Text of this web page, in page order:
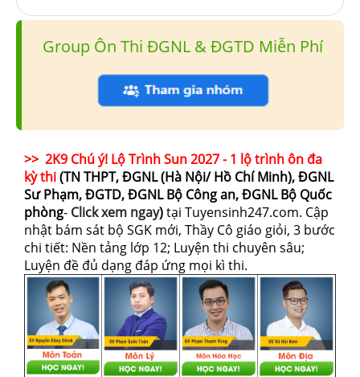
Group Ôn Thi ĐGNL & ĐGTD Miễn Phí
>> 2K9 Chú ý! Lộ Trình Sun 2027 - 1 lộ trình ôn đa
kỳ thi(TN THPT, ĐGNL (Hà Nội/ Hồ Chí Minh), ĐGNL
Sư Phạm, ĐGTD, ĐGNL Bộ Công an, ĐGNL Bộ Quốc
phòng- Click xem ngay)tại Tuyensinh247.com. Cập
nhật bám sát bộ SGK mới, Thầy Cô giáo giỏi, 3 bước
chi tiết: Nền tảng lớp 12; Luyện thi chuyên sâu;
Luyện đề đủ dạng đáp ứng mọi kì thi.